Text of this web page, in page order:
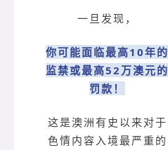
一旦发现，
你可能面临最高10年的
监禁或最高52万澳元的
罚款！
这是澳洲有史以来对于
色情内容入境最严重的